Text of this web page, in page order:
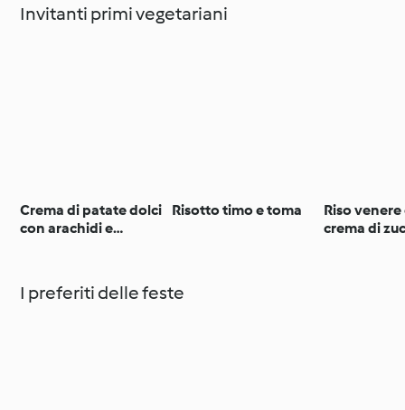
Invitanti primi vegetariani
Crema di patate dolci
con arachidi e
Risotto timo e toma
Riso
crema di
I preferiti delle feste